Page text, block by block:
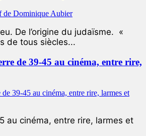
De l’origine du judaïsme. «
de tous siècles...
de 39-45 au cinéma, entre rire,
au cinéma, entre rire, larmes et